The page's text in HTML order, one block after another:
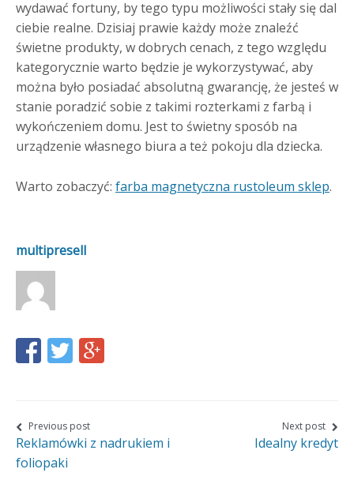
wydawać fortuny, by tego typu możliwości stały się dal
ciebie realne. Dzisiaj prawie każdy może znaleźć
świetne produkty, w dobrych cenach, z tego względu
kategorycznie warto będzie je wykorzystywać, aby
można było posiadać absolutną gwarancję, że jesteś w
stanie poradzić sobie z takimi rozterkami z farbą i
wykończeniem domu. Jest to świetny sposób na
urządzenie własnego biura a też pokoju dla dziecka.
Warto zobaczyć: farba magnetyczna rustoleum sklep.
multipresell
Share
on
Facebook
Share
on
Twitter
Share
on
Google+
Nawigacja
wpisu
Previous post
Reklamówki z nadrukiem i
foliopaki
Next post
Idealny kredyt